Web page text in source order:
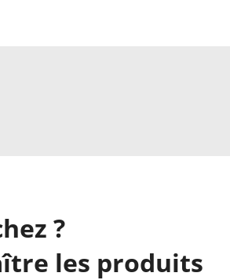
?
les produits